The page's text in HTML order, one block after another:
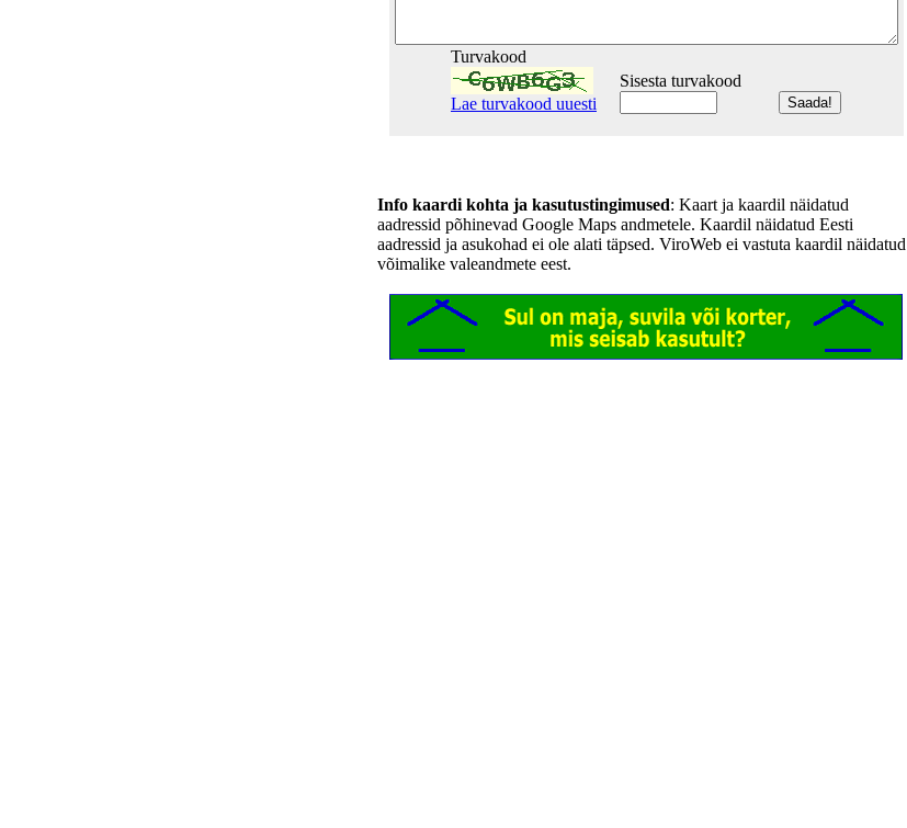
Turvakood
Lae turvakood uuesti
Sisesta turvakood
Info kaardi kohta ja kasutustingimused: Kaart ja kaardil näidatud
aadressid põhinevad Google Maps andmetele. Kaardil näidatud Eesti
aadressid ja asukohad ei ole alati täpsed. ViroWeb ei vastuta kaardil näidatud
võimalike valeandmete eest.